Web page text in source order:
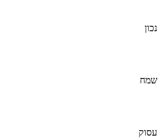
נכון
שמח
עסוק